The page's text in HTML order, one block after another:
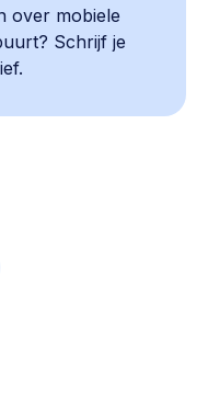
over mobiele
Schrijf je